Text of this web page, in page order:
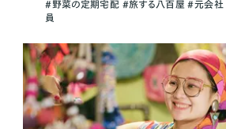
＃野菜の定期宅配 ＃旅する八百屋 ＃元会社
員